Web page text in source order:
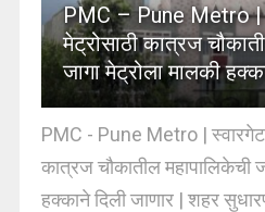
PMC – Pune Metro |
मेट्रोसाठी कात्रज
जागा मेट्रोला मालकी
PMC - Pune Metro |
कात्रज चौकातील महापालिकेची
हक्काने दिली जाणार | शहर